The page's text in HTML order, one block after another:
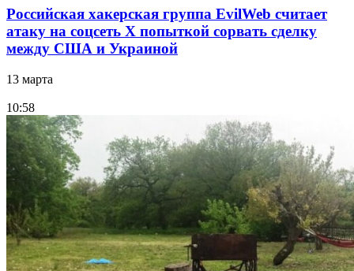
Российская хакерская группа EvilWeb считает
атаку на соцсеть Х попыткой сорвать сделку
между США и Украиной
13 марта
10:58